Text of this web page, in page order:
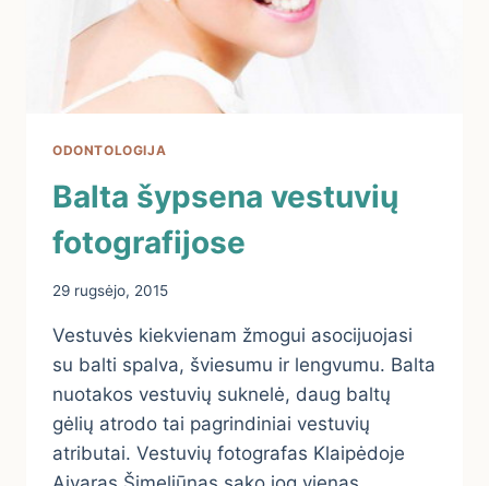
ODONTOLOGIJA
Balta šypsena vestuvių
fotografijose
29 rugsėjo, 2015
Vestuvės kiekvienam žmogui asocijuojasi
su balti spalva, šviesumu ir lengvumu. Balta
nuotakos vestuvių suknelė, daug baltų
gėlių atrodo tai pagrindiniai vestuvių
atributai. Vestuvių fotografas Klaipėdoje